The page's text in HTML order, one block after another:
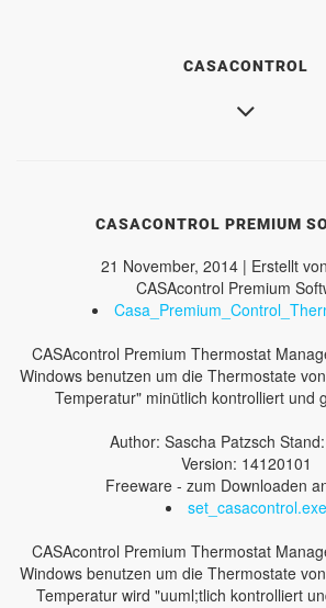
CASACONTROL
CASACONTROL PREMIUM
21 November, 2014 | Erstellt
CASAcontrol Premium
CASAcontrol Premium Thermostat
Windows benutzen um die Thermostate
Temperatur" minütlich kontrolliert und
Author: Sascha Patzsch
Version: 14120101
Freeware - zum Downloaden
set_casacontrol.exe
CASAcontrol Premium Thermostat
Windows benutzen um die Thermostate
Temperatur wird "uuml;tlich kontrolliert